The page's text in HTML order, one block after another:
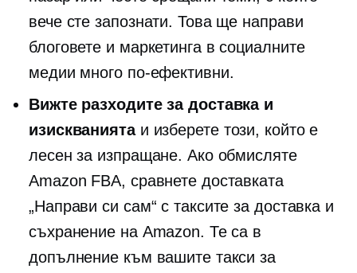
вече сте запознати. Това ще направи
блоговете и маркетинга в социалните
медии много по-ефективни.
Вижте разходите за доставка и
изискваниятаи изберете този, който е
лесен за изпращане. Ако обмисляте
Amazon FBA, сравнете доставката
„Направи си сам“ с таксите за доставка и
съхранение на Amazon. Те са в
допълнение към вашите такси за